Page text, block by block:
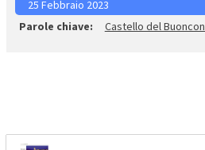
25 Febbraio 2023
Castello del